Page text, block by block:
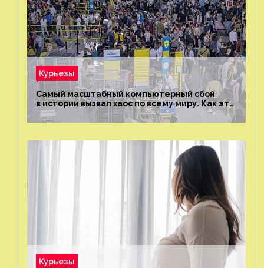
Курьезы
Самый масштабный компьютерный сбой
в истории вызвал хаос по всему миру. Как это
было?
Курьезы